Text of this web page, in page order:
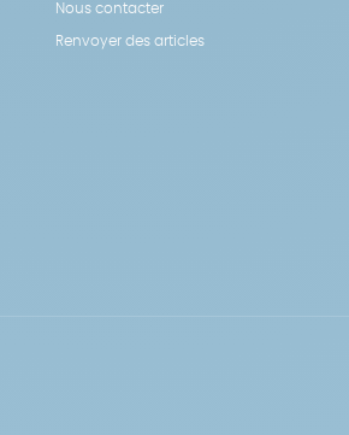
Nous contacter
Renvoyer des articles